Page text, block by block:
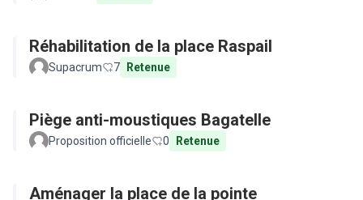
Réhabilitation de la place Raspail
Supacrum 7 Retenue
Piège anti-moustiques Bagatelle
Proposition officielle 0 Retenue
Aménager la place de la pointe